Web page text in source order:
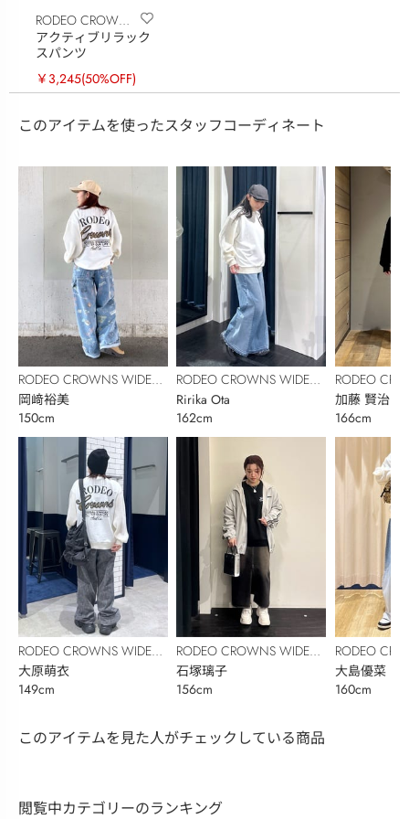
RODEO CROWNS
WIDE BOWL
アクティブリラック
スパンツ
￥3,245(50%OFF)
このアイテムを使ったスタッフコーディネート
RODEO CROWNS WIDE
BOWL
岡﨑裕美
150cm
RODEO CROWNS WIDE
BOWL
大原萌衣
149cm
RODEO CROWNS WIDE
BOWL
Ririka Ota
162cm
RODEO CROWNS WIDE
BOWL
石塚璃子
156cm
RODEO
BOWL
加藤 賢治
166cm
RODEO
BOWL
大島優菜
160cm
このアイテムを見た人がチェックしている商品
閲覧中カテゴリーのランキング